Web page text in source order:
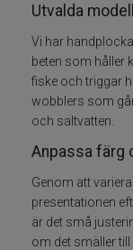
Jerkbaits -
Wobbler
Ytbete
Utvalda
Vi har
beten som håller
fiske och triggar
wobblers som
och saltvatten.
Anpassa färg
Genom att
presentationen
är det små
om det smäller